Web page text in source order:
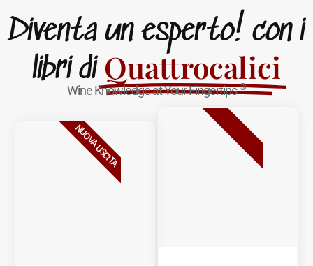
Diventa un esperto! con i
libri di Quattrocalici
Wine Knowledge at Your Fingertips®
NUOVA USCITA BESTSELLER